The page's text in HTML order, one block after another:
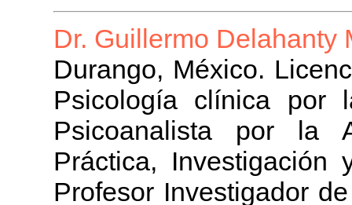
Dr. Guillermo Delahanty
Durango, México.
Psicología clínica por
Psicoanalista por la
Práctica, Investigación
Profesor Investigador